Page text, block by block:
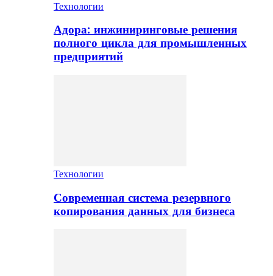
Технологии
Адора: инжиниринговые решения
полного цикла для промышленных
предприятий
Технологии
Современная система резервного
копирования данных для бизнеса